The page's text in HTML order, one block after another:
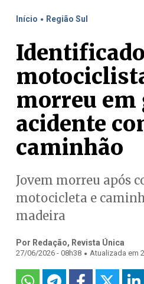
Início . Região Sul
Identificado
morreu em
acidente
caminhão
Jovem morreu após
motocicleta e
madeira
Por Redação, Revista Única
27/06/2026 - 08h38 . Atualizada em